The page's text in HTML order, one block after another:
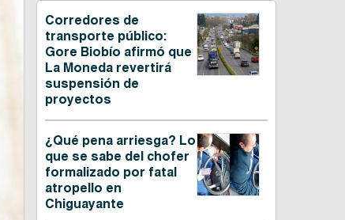
Corredores de
transporte público:
Gore Biobío afirmó que
La Moneda revertirá
suspensión de
proyectos
¿Qué pena arriesga? Lo
que se sabe del chofer
formalizado por fatal
atropello en
Chiguayante